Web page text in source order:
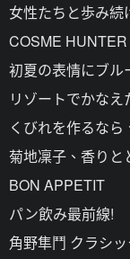
女性たちと歩み続
COSME HUNTER
初夏の表情にブル
リゾートでかな
くびれを作るなら
菊地凜子、香りと
BON APPETIT
パン飲み最前線!
角野隼鬥 クラシ